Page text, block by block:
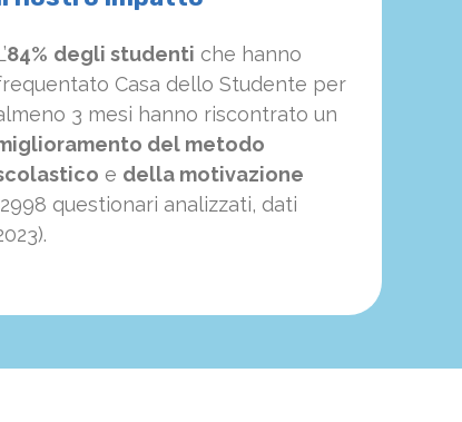
84% degli studenti che hanno
Casa dello Studente per
3 mesi hanno riscontrato un
del metodo
e della motivazione
questionari analizzati, dati